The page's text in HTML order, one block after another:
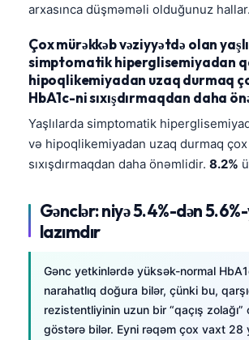
arxasınca düşməməli olduğunuz hallar.
Çox mürəkkəb vəziyyətdə olan
simptomatik hiperglisemiyadan
hipoqlikemiyadan uzaq durmaq
HbA1c-ni sıxışdırmaqdan daha
Yaşlılarda simptomatik
və hipoqlikemiyadan uzaq durmaq
sıxışdırmaqdan daha önəmlidir. 8.2%
Gənclər: niyə 5.4%-dən
lazımdır
Gənc yetkinlərdə yüksək-normal
narahatlıq doğura bilər, çünki bu,
rezistentliyinin uzun bir “qaçış zolağı”
göstərə bilər. Eyni rəqəm çox vaxt 28
Русский
Lietuvių kalba
Polski
한국어
Slovenščina
Shqip
मराठी